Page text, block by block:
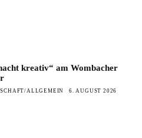
kreativ“ am Wombacher
ALLGEMEIN 6. AUGUST 2026